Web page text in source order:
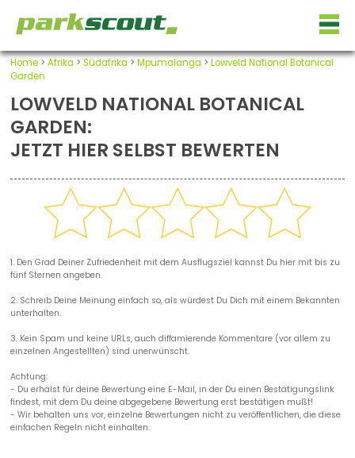
Home> Afrika > Südafrika > Mpumalanga > Lowveld National Botanical
Garden
LOWVELD NATIONAL BOTANICAL
GARDEN:
JETZT HIER SELBST BEWERTEN
1. Den Grad Deiner Zufriedenheit mit dem Ausflugsziel kannst Du hier mit bis zu
fünf Sternen angeben.
2. Schreib Deine Meinung einfach so, als würdest Du Dich mit einem Bekannten
unterhalten.
3. Kein Spam und keine URLs, auch diffamierende Kommentare (vor allem zu
einzelnen Angestellten) sind unerwünscht.
Achtung:
- Du erhälst für deine Bewertung eine E-Mail, in der Du einen Bestätigungslink
findest, mit dem Du deine abgegebene Bewertung erst bestätigen mußt!
- Wir behalten uns vor, einzelne Bewertungen nicht zu veröffentlichen, die diese
einfachen Regeln nicht einhalten.